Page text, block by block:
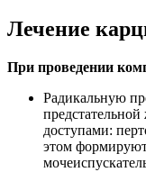
Лечение
При проведении
Радикальную
доступами:
этом